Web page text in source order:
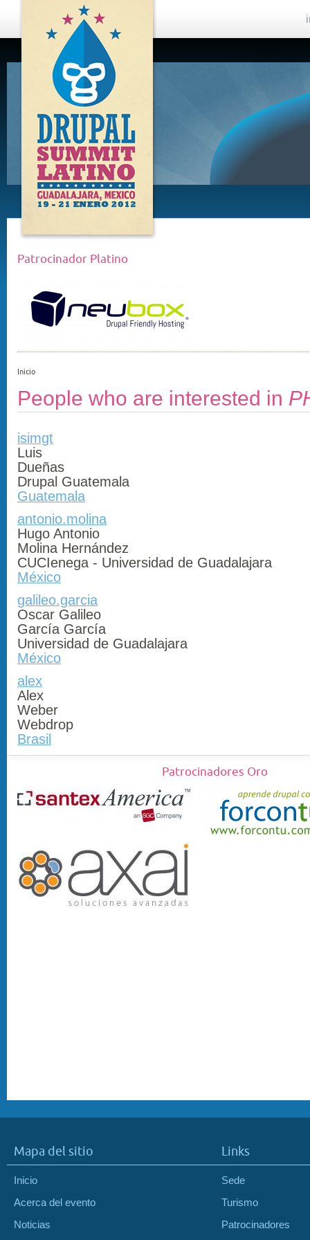
DRUPAL
SUMMIT
LATINO,
GUADALAJARA
2012
Patrocinador Platino
Inicio
People who are interested in
isimgt
Luis
Dueñas
Drupal Guatemala
Guatemala
antonio.molina
Hugo Antonio
Molina Hernández
CUCIenega - Universidad de Guadalajara
México
galileo.garcia
Oscar Galileo
García García
Universidad de Guadalajara
México
alex
Alex
Weber
Webdrop
Brasil
Patrocinadores Oro
Mapa del sitio
Inicio
Acerca del evento
Noticias
Links
Sede
Turismo
Patrocinadores